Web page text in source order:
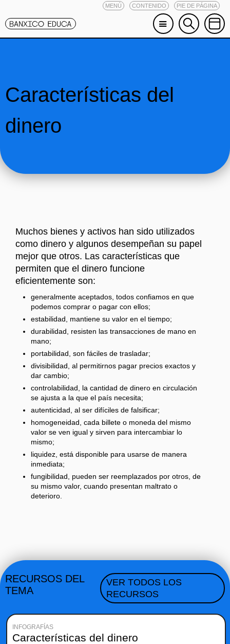
MENÚ CONTENIDO PIE DE PÁGINA
Características del
dinero
Muchos bienes y activos han sido utilizados
como dinero y algunos desempeñan su papel
mejor que otros. Las características que
permiten que el dinero funcione
eficientemente son:
generalmente aceptados, todos confiamos en que
podemos comprar o pagar con ellos;
estabilidad, mantiene su valor en el tiempo;
durabilidad, resisten las transacciones de mano en
mano;
portabilidad, son fáciles de trasladar;
divisibilidad, al permitirnos pagar precios exactos y
dar cambio;
controlabilidad, la cantidad de dinero en circulación
se ajusta a la que el país necesita;
autenticidad, al ser difíciles de falsificar;
homogeneidad, cada billete o moneda del mismo
valor se ven igual y sirven para intercambiar lo
mismo;
liquidez, está disponible para usarse de manera
inmediata;
fungibilidad, pueden ser reemplazados por otros, de
su mismo valor, cuando presentan maltrato o
deterioro.
RECURSOS DEL
TEMA
VER TODOS LOS
RECURSOS
INFOGRAFÍAS
Características del dinero